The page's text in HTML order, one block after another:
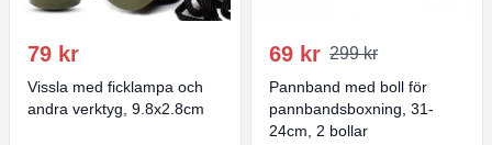
79 kr
Vissla med ficklampa och
andra verktyg, 9.8x2.8cm
69 kr 299 kr
Pannband med boll för
pannbandsboxning, 31-
24cm, 2 bollar